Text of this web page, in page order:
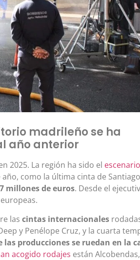
madrileño se ha
año anterior
2025. La región ha sido el
año, como la última cinta de Santiago
millones de euros. Desde el
las cintas internacionales
y Penélope Cruz, y la cuarta
las producciones se ruedan en la
acogido rodajes están Alcobendas,